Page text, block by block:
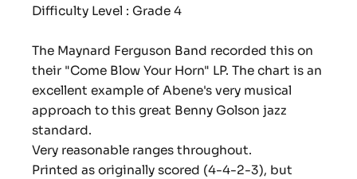
Difficulty Level : Grade 4
The Maynard Ferguson Band recorded this on
their "Come Blow Your Horn" LP. The chart is an
excellent example of Abene's very musical
approach to this great Benny Golson jazz
standard.
Very reasonable ranges throughout.
Printed as originally scored (4-4-2-3), but